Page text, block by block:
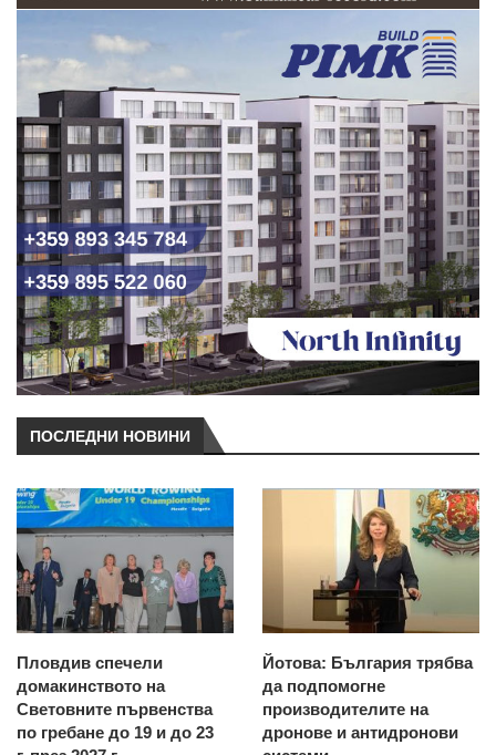
ПОСЛЕДНИ НОВИНИ
Пловдив спечели
домакинството на
Световните първенства
по гребане до 19 и до 23
Йотова: България трябва
да подпомогне
производителите на
дронове и антидронови